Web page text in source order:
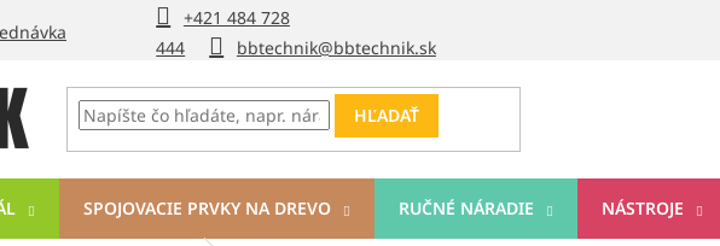
+421 484 728
444
bbtechnik@bbtechnik.sk
HĽADAŤ
SPOJOVACIE PRVKY NA DREVO RUČNÉ NÁRADIE NÁSTROJE